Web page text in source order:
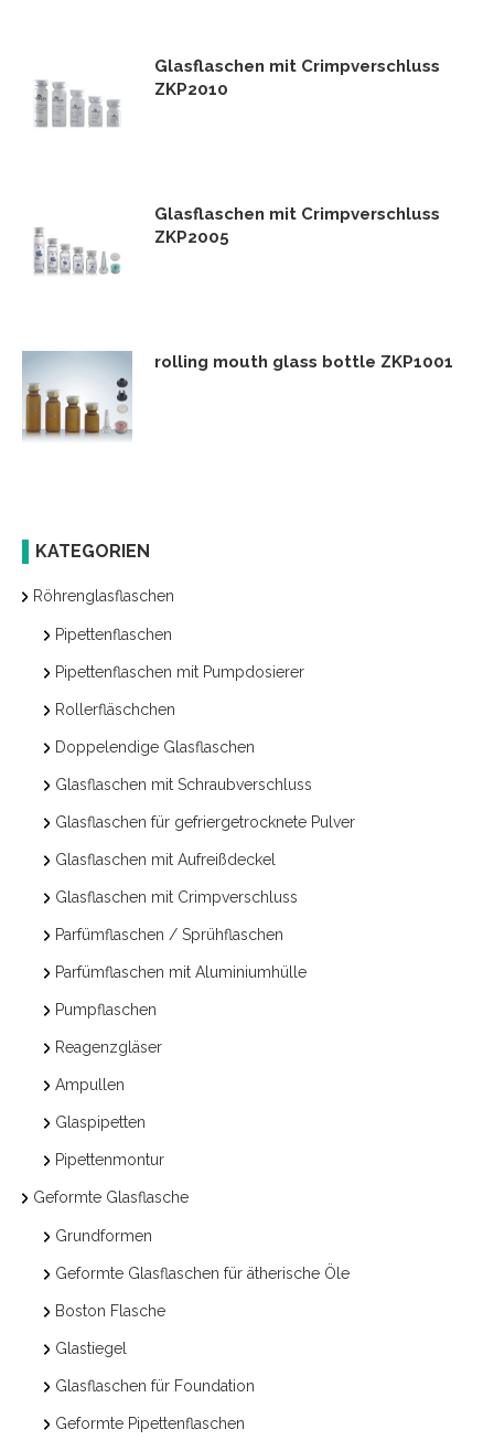
Glasflaschen mit Crimpverschluss
ZKP2010
Glasflaschen mit Crimpverschluss
ZKP2005
rolling mouth glass bottle ZKP1001
KATEGORIEN
Röhrenglasflaschen
Pipettenflaschen
Pipettenflaschen mit Pumpdosierer
Rollerfläschchen
Doppelendige Glasflaschen
Glasflaschen mit Schraubverschluss
Glasflaschen für gefriergetrocknete Pulver
Glasflaschen mit Aufreißdeckel
Glasflaschen mit Crimpverschluss
Parfümflaschen / Sprühflaschen
Parfümflaschen mit Aluminiumhülle
Pumpflaschen
Reagenzgläser
Ampullen
Glaspipetten
Pipettenmontur
Geformte Glasflasche
Grundformen
Geformte Glasflaschen für ätherische Öle
Boston Flasche
Glastiegel
Glasflaschen für Foundation
Geformte Pipettenflaschen